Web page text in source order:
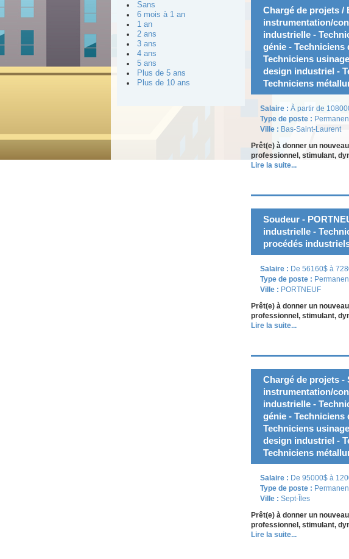
Sans
6 mois à 1 an
1 an
2 ans
3 ans
4 ans
5 ans
Plus de 5 ans
Plus de 10 ans
Chargé de projets /
instrumentation/
industrielle -
génie -
Techniciens
design industriel -
Techniciens
Salaire : À partir de
Type de poste :
Ville : Bas-Saint-Laurent
Prêt(e) à donner un
professionnel, stimulant,
Lire la suite...
Soudeur -
industrielle -
procédés
Salaire : De 56160$ à
Type de poste :
Ville : PORTNEUF
Prêt(e) à donner un
professionnel, stimulant,
Lire la suite...
Chargé de projets -
instrumentation/
industrielle -
génie -
Techniciens
design industriel -
Techniciens
Salaire : De 95000$ à
Type de poste :
Ville : Sept-Îles
Prêt(e) à donner un
professionnel, stimulant,
Lire la suite...